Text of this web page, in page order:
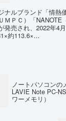
ナルブランド「情熱
ＭＰＣ）「NANOTE
発売され、2022年4
約113.6×...
ノートパソコンの
LAVIE Note PC-
ワーメモリ）